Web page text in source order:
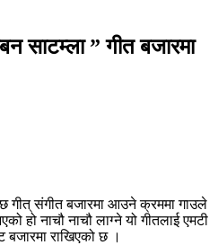
साटम्ला ” गीत बजारमा
गीत् संगीत बजारमा आउने क्रममा गाउले
हो नाचौ नाचौ लाग्ने यो गीतलाई एमटी
राखिएको छ ।